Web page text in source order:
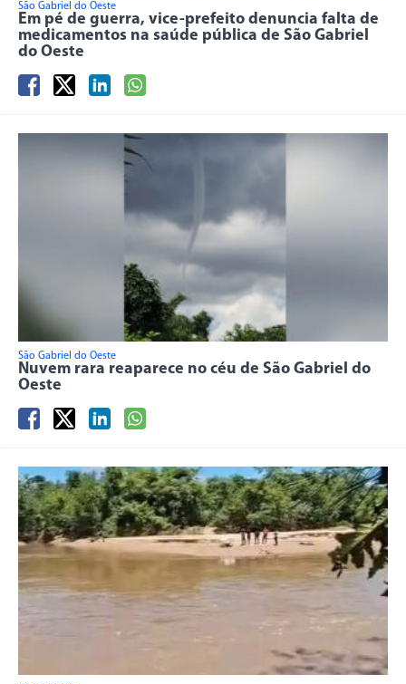
São Gabriel do Oeste
Em pé de guerra, vice-prefeito denuncia falta de
medicamentos na saúde pública de São Gabriel
do Oeste
São Gabriel do Oeste
Nuvem rara reaparece no céu de São Gabriel do
Oeste